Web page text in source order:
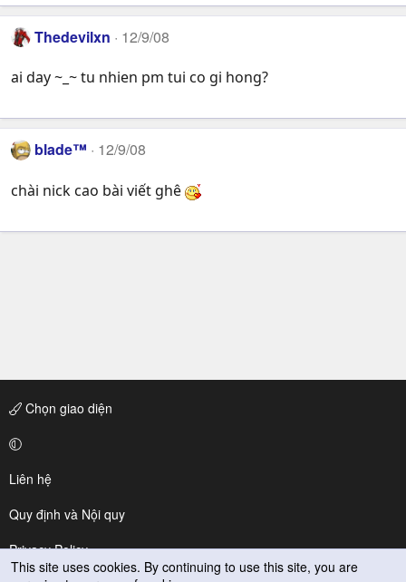
Thedevilxn 12/9/08
ai day ~_~ tu nhien pm tui co gi hong?
blade™ 12/9/08
chài nick cao bài viết ghê
Chọn giao diện
Liên hệ
Quy định và Nội quy
Privacy Policy
This site uses cookies. By continuing to use this site, you are